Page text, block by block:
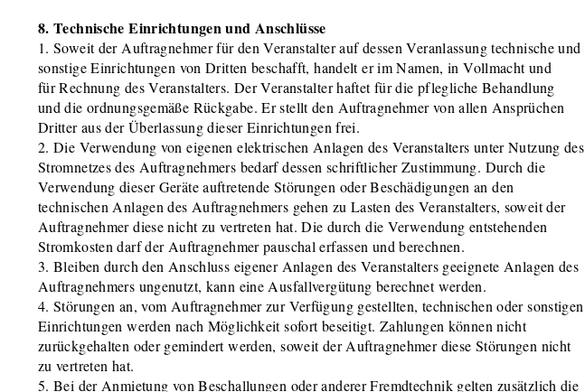
8. Technische Einrichtungen und Anschlüsse
1. Soweit der Auftragnehmer für den Veranstalter auf dessen Veranlassung technische und
sonstige Einrichtungen von Dritten beschafft, handelt er im Namen, in Vollmacht und
für Rechnung des Veranstalters. Der Veranstalter haftet für die pflegliche Behandlung
und die ordnungsgemäße Rückgabe. Er stellt den Auftragnehmer von allen Ansprüchen
Dritter aus der Überlassung dieser Einrichtungen frei.
2. Die Verwendung von eigenen elektrischen Anlagen des Veranstalters unter Nutzung des
Stromnetzes des Auftragnehmers bedarf dessen schriftlicher Zustimmung. Durch die
Verwendung dieser Geräte auftretende Störungen oder Beschädigungen an den
technischen Anlagen des Auftragnehmers gehen zu Lasten des Veranstalters, soweit der
Auftragnehmer diese nicht zu vertreten hat. Die durch die Verwendung entstehenden
Stromkosten darf der Auftragnehmer pauschal erfassen und berechnen.
3. Bleiben durch den Anschluss eigener Anlagen des Veranstalters geeignete Anlagen des
Auftragnehmers ungenutzt, kann eine Ausfallvergütung berechnet werden.
4. Störungen an, vom Auftragnehmer zur Verfügung gestellten, technischen oder sonstigen
Einrichtungen werden nach Möglichkeit sofort beseitigt. Zahlungen können nicht
zurückgehalten oder gemindert werden, soweit der Auftragnehmer diese Störungen nicht
zu vertreten hat.
5. Bei der Anmietung von Beschallungen oder anderer Fremdtechnik gelten zusätzlich die